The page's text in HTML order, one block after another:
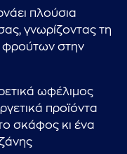
πλούσια
γνωρίζοντας τη
στην
ωφέλιμος
προϊόντα
σκάφος κι ένα